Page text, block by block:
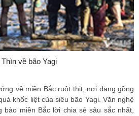
về bão Yagi
về miền Bắc ruột thịt, nơi đang gồng
khốc liệt của siêu bão Yagi. Văn nghệ
miền Bắc lời chia sẻ sâu sắc nhất,